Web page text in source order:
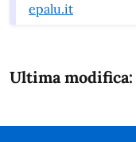
epalu.it
Ultima modifica: